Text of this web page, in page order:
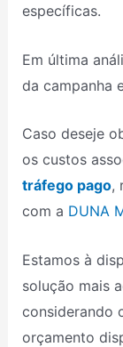
específicas.
Em última
da campanha
Caso deseje
os custos
tráfego pago,
com a DUNA
Estamos à
solução mais
considerando
orçamento